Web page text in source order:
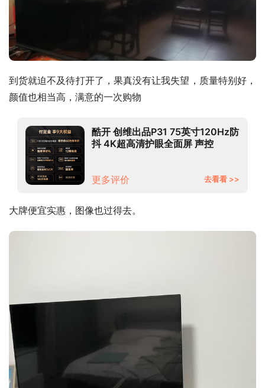
到货就迫不及待打开了，果真没有让我失望，质量特别好，
颜值也相当高，满意的一次购物
酷开 创维出品P31 75英寸120Hz防
抖 4K超高清护眼全面屏 声控
更多评价
去看看 >>
大牌便宜实惠，图像也过得去。